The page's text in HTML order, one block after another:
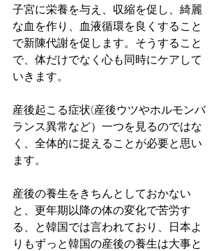
子宮に栄養を与え、収縮を促し、綺麗
な血を作り、血液循環を良くすること
で新陳代謝を促します。そうすること
で、体だけでなく心も同時にケアして
いきます。
産後起こる症状(産後ウツやホルモンバ
ランス異常など）一つを見るのではな
く、全体的に捉えることが必要と思い
ます。
産後の養生をきちんとしておかない
と、更年期以降の体の変化で苦労す
る、と韓国では言われており、日本よ
りもずっと韓国の産後の養生は大事と